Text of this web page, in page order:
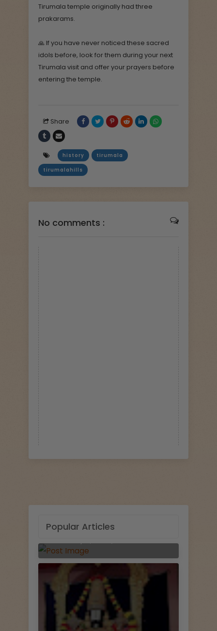
Tirumala temple originally had three
prakarams.
🙏 If you have never noticed these sacred
idols before, look for them during your next
Tirumala visit and offer your prayers before
entering the temple.
Share
history tirumala
tirumalahills
No comments :
Popular Articles